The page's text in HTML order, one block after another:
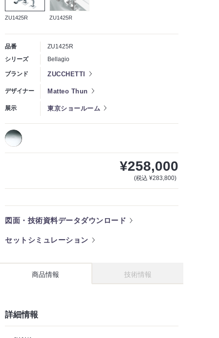
ZU1425R ZU1425R
品番
ZU1425R
シリーズ
Bellagio
ブランド ZUCCHETTI
デザイナー Matteo Thun
展示 東京ショールーム
¥258,000
(税込 ¥283,800)
図面・技術資料データダウンロード
セットシミュレーション
商品情報 技術情報
詳細情報